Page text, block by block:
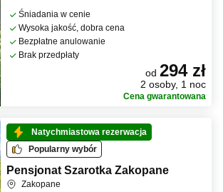
Śniadania w cenie
Wysoka jakość, dobra cena
Bezpłatne anulowanie
Brak przedpłaty
od 294 zł
2 osoby, 1 noc
Cena gwarantowana
Natychmiastowa rezerwacja
Popularny wybór
Pensjonat Szarotka Zakopane
Zakopane